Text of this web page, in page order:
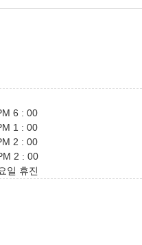
6 : 00
1 : 00
2 : 00
2 : 00
일 휴진